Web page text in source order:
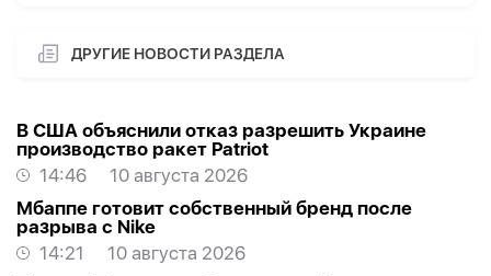
ДРУГИЕ НОВОСТИ РАЗДЕЛА
В США объяснили отказ разрешить Украине
производство ракет Patriot
14:46
10 августа 2026
Мбаппе готовит собственный бренд после
разрыва с Nike
14:21
10 августа 2026